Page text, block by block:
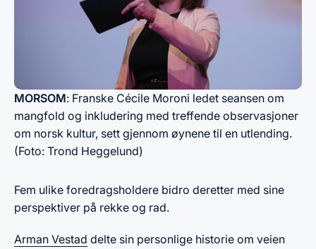
MORSOM: Franske Cécile Moroni ledet seansen om
mangfold og inkludering med treffende observasjoner
om norsk kultur, sett gjennom øynene til en utlending.​
(Foto: Trond Heggelund)
Fem ulike foredragsholdere bidro deretter med sine
perspektiver på rekke og rad.
Arman Vestad delte sin personlige historie om veien